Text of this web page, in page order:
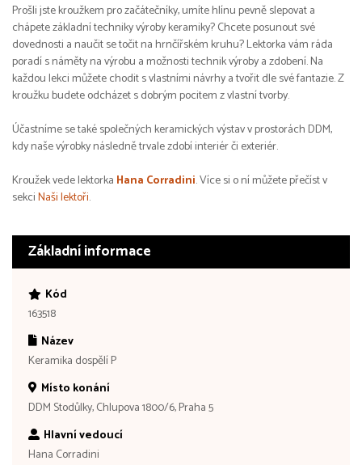
Prošli jste kroužkem pro začátečníky, umíte hlínu pevně slepovat a
chápete základní techniky výroby keramiky? Chcete posunout své
dovednosti a naučit se točit na hrnčířském kruhu? Lektorka vám ráda
poradí s náměty na výrobu a možnosti technik výroby a zdobení. Na
každou lekci můžete chodit s vlastními návrhy a tvořit dle své fantazie. Z
kroužku budete odcházet s dobrým pocitem z vlastní tvorby.
Účastníme se také společných keramických výstav v prostorách DDM,
kdy naše výrobky následně trvale zdobí interiér či exteriér.
Kroužek vede lektorka Hana Corradini. Více si o ní můžete přečíst v
sekciNaši lektoři.
Základní informace
Kód
163518
Název
Keramika dospělí P
Místo konání
DDM Stodůlky, Chlupova 1800/6, Praha 5
Hlavní vedoucí
Hana Corradini